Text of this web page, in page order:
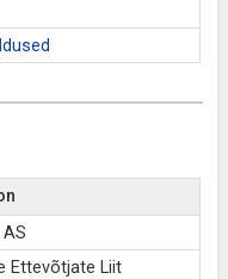
Ettevõtjate Liit